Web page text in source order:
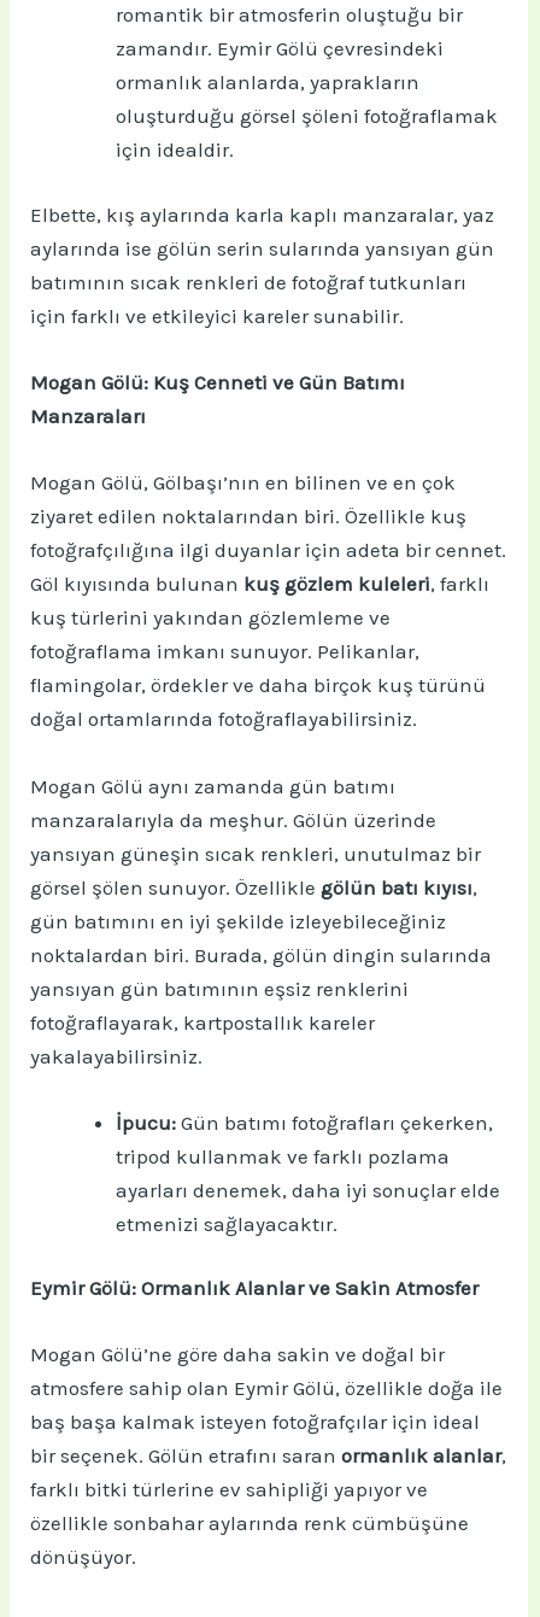
romantik bir atmosferin oluştuğu bir
zamandır. Eymir Gölü çevresindeki
ormanlık alanlarda, yaprakların
oluşturduğu görsel şöleni fotoğraflamak
için idealdir.
Elbette, kış aylarında karla kaplı manzaralar, yaz
aylarında ise gölün serin sularında yansıyan gün
batımının sıcak renkleri de fotoğraf tutkunları
için farklı ve etkileyici kareler sunabilir.
Mogan Gölü: Kuş Cenneti ve Gün Batımı
Manzaraları
Mogan Gölü, Gölbaşı’nın en bilinen ve en çok
ziyaret edilen noktalarından biri. Özellikle kuş
fotoğrafçılığına ilgi duyanlar için adeta bir cennet.
Göl kıyısında bulunan kuş gözlem kuleleri, farklı
kuş türlerini yakından gözlemleme ve
fotoğraflama imkanı sunuyor. Pelikanlar,
flamingolar, ördekler ve daha birçok kuş türünü
doğal ortamlarında fotoğraflayabilirsiniz.
Mogan Gölü aynı zamanda gün batımı
manzaralarıyla da meşhur. Gölün üzerinde
yansıyan güneşin sıcak renkleri, unutulmaz bir
görsel şölen sunuyor. Özelliklegölün batı kıyısı,
gün batımını en iyi şekilde izleyebileceğiniz
noktalardan biri. Burada, gölün dingin sularında
yansıyan gün batımının eşsiz renklerini
fotoğraflayarak, kartpostallık kareler
yakalayabilirsiniz.
İpucu: Gün batımı fotoğrafları çekerken,
tripod kullanmak ve farklı pozlama
ayarları denemek, daha iyi sonuçlar elde
etmenizi sağlayacaktır.
Eymir Gölü: Ormanlık Alanlar ve Sakin Atmosfer
Mogan Gölü’ne göre daha sakin ve doğal bir
atmosfere sahip olan Eymir Gölü, özellikle doğa ile
baş başa kalmak isteyen fotoğrafçılar için ideal
bir seçenek. Gölün etrafını saranormanlık alanlar,
farklı bitki türlerine ev sahipliği yapıyor ve
özellikle sonbahar aylarında renk cümbüşüne
dönüşüyor.